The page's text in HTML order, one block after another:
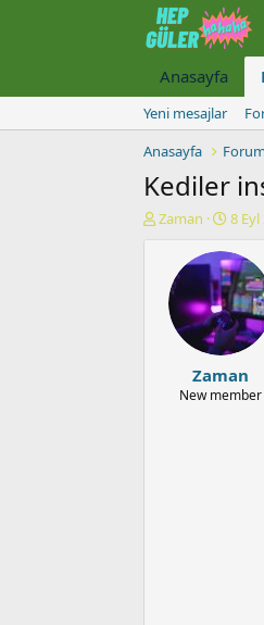
Anasayfa
Yeni mesajlar
Anasayfa
Kediler
K
Zaman
B
ş
l
a
n
g
ı
ç
t
8 Eyl
Zaman
New member